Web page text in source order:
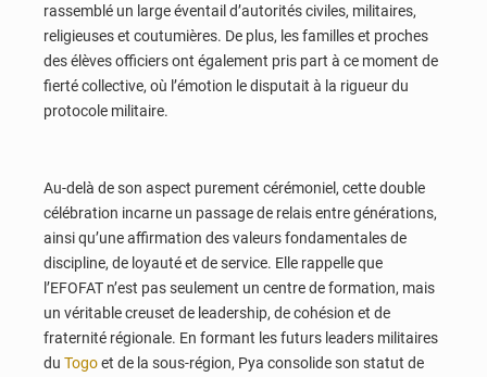
rassemblé un large éventail d’autorités civiles, militaires,
religieuses et coutumières. De plus, les familles et proches
des élèves officiers ont également pris part à ce moment de
fierté collective, où l’émotion le disputait à la rigueur du
protocole militaire.
Au-delà de son aspect purement cérémoniel, cette double
célébration incarne un passage de relais entre générations,
ainsi qu’une affirmation des valeurs fondamentales de
discipline, de loyauté et de service. Elle rappelle que
l’EFOFAT n’est pas seulement un centre de formation, mais
un véritable creuset de leadership, de cohésion et de
fraternité régionale. En formant les futurs leaders militaires
du Togoet de la sous-région, Pya consolide son statut de